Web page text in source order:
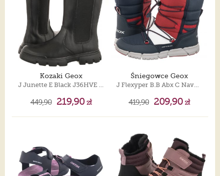
Kozaki Geox
J Junette E Black J36HVE 0BCNH C9999
449,90 219,90zł
Śniegowce Geox
J Flexyper B.B Abx C Navy/Red J269XC 0FU50 C0735
419,90 209,90zł